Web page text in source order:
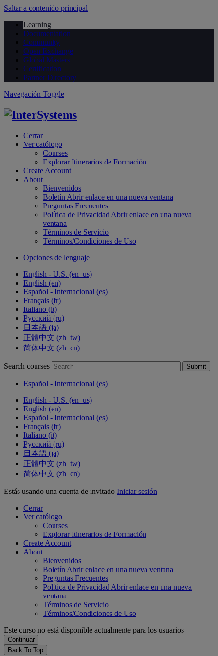
Saltar a contenido principal
Learning
Documentation
Community
Open Exchange
Global Masters
Certification
Partner Directory
Navegación Toggle
Cerrar
Ver católogo
Courses
Explorar Itinerarios de Formación
Create Account
About
Bienvenidos
Boletín Abrir enlace en una nueva ventana
Preguntas Frecuentes
Política de Privacidad Abrir enlace en una nueva
ventana
Términos de Servicio
Términos/Condiciones de Uso
Opciones de lenguaje
English - U.S. ‎(en_us)‎
English ‎(en)‎
Español - Internacional ‎(es)‎
Français ‎(fr)‎
Italiano ‎(it)‎
Русский ‎(ru)‎
日本語 ‎(ja)‎
正體中文 ‎(zh_tw)‎
简体中文 ‎(zh_cn)‎
Search courses Submit
Español - Internacional ‎(es)‎
English - U.S. ‎(en_us)‎
English ‎(en)‎
Español - Internacional ‎(es)‎
Français ‎(fr)‎
Italiano ‎(it)‎
Русский ‎(ru)‎
日本語 ‎(ja)‎
正體中文 ‎(zh_tw)‎
简体中文 ‎(zh_cn)‎
Estás usando una cuenta de invitado Iniciar sesión
Cerrar
Ver católogo
Courses
Explorar Itinerarios de Formación
Create Account
About
Bienvenidos
Boletín Abrir enlace en una nueva ventana
Preguntas Frecuentes
Política de Privacidad Abrir enlace en una nueva
ventana
Términos de Servicio
Términos/Condiciones de Uso
Este curso no está disponible actualmente para los usuarios
Back To Top